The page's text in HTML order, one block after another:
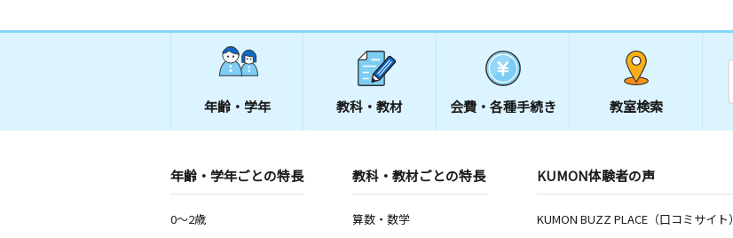
年齢・学年 教科・教材 会費・ 各種手続き 教室検索
年齢・学年ごとの特長
0～2歳
教科・教材ごとの特長
算数・数学
KUMON体験者の声
KUMON BUZZ PLACE（口コミサイト）